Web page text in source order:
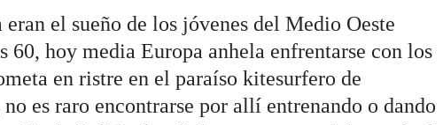
el sueño de los jóvenes del Medio Oeste
60, hoy media Europa anhela enfrentarse con los
en ristre en el paraíso kitesurfero de
es raro encontrarse por allí entrenando o dando